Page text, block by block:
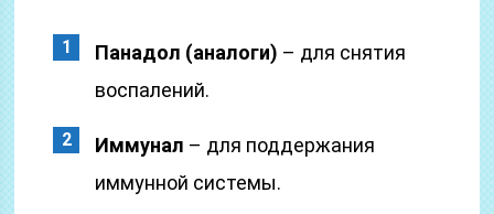
Панадол (аналоги) – для снятия
воспалений.
Иммунал – для поддержания
иммунной системы.